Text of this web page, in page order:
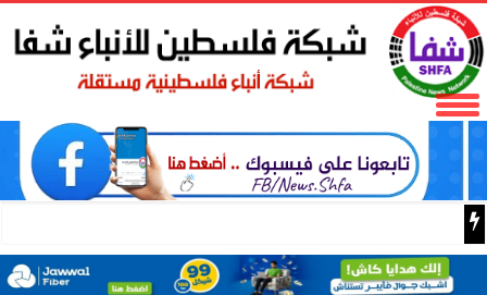
باسم الرئيس: وزير الداخلية زياد هب الريح يمنح العميد